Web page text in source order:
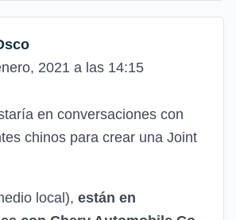
2021 a las 14:15
en conversaciones con
chinos para crear una Joint
local), están en